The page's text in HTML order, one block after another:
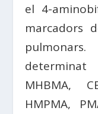
el 4-
marcadors
determinat
MHBMA,
HMPMA,